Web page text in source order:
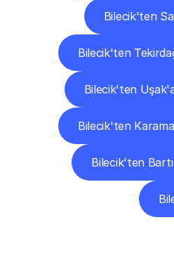
Bilecik'ten
Bilecik'ten
Bilecik'ten
Bilecik'ten
Bilecik'ten